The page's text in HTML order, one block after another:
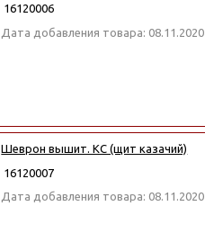
16120006
Дата добавления товара: 08.11.2020
Шеврон вышит. КС (щит казачий)
16120007
Дата добавления товара: 08.11.2020